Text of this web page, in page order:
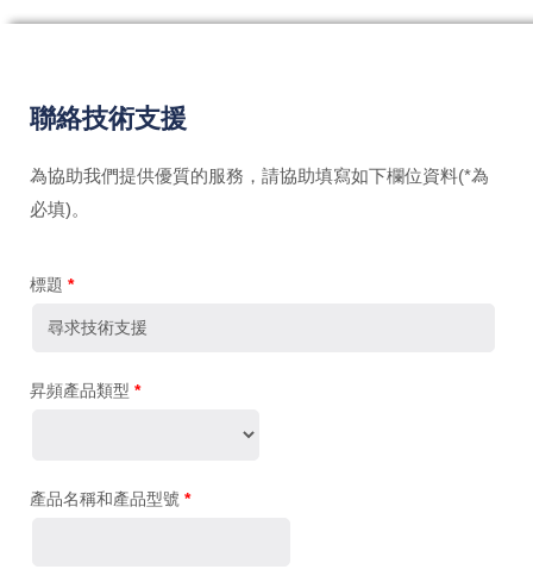
聯絡技術支援
為協助我們提供優質的服務，請協助填寫如下欄位資料(*為
必填)。
標題 *
昇頻產品類型 *
產品名稱和產品型號 *